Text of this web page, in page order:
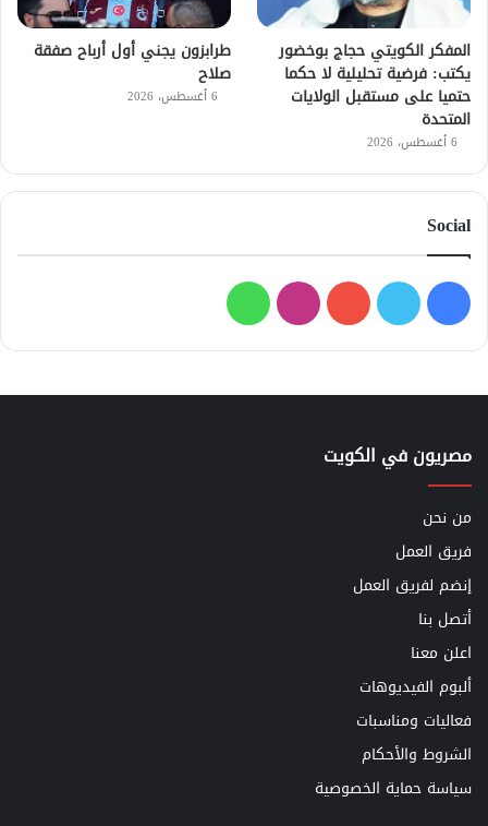
المفكر الكويتي حجاج بوخضور
يكتب: فرضية تحليلية لا حكما
حتميا على مستقبل الولايات
المتحدة
6 أغسطس، 2026
طرابزون يجني أول أرباح صفقة
صلاح
6 أغسطس، 2026
Social
فيسبوك
تويتر يوتيوبانستقرامواتساب
مصريون في الكويت
من نحن
فريق العمل
إنضم لفريق العمل
أتصل بنا
اعلن معنا
ألبوم الفيديوهات
فعاليات ومناسبات
الشروط والأحكام
سياسة حماية الخصوصية